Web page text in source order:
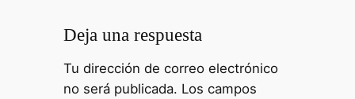
Deja una respuesta
Tu dirección de correo electrónico
no será publicada. Los campos